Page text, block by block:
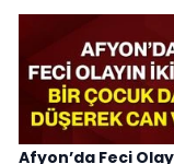
Afyon’da Feci